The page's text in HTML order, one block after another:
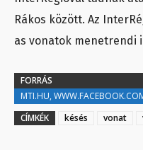
Rákos között. Az
as vonatok menetrendi
FORRÁS
MTI.HU,
CÍMKÉK
késés vonat